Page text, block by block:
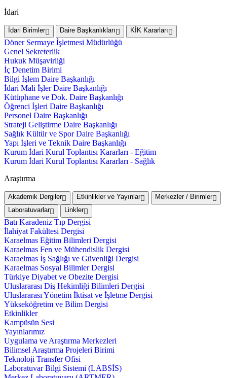
İdari
İdari Birimler Daire Başkanlıkları KİK Kararları
Döner Sermaye İşletmesi Müdürlüğü
Genel Sekreterlik
Hukuk Müşavirliği
İç Denetim Birimi
Bilgi İşlem Daire Başkanlığı
İdari Mali İşler Daire Başkanlığı
Kütüphane ve Dok. Daire Başkanlığı
Öğrenci İşleri Daire Başkanlığı
Personel Daire Başkanlığı
Strateji Geliştirme Daire Başkanlığı
Sağlık Kültür ve Spor Daire Başkanlığı
Yapı İşleri ve Teknik Daire Başkanlığı
Kurum İdari Kurul Toplantısı Kararları - Eğitim
Kurum İdari Kurul Toplantısı Kararları - Sağlık
Araştırma
Akademik Dergiler Etkinlikler ve Yayınlar
Merkezler / Birimler
Laboratuvarlar
Linkler
Batı Karadeniz Tıp Dergisi
İlahiyat Fakültesi Dergisi
Karaelmas Eğitim Bilimleri Dergisi
Karaelmas Fen ve Mühendislik Dergisi
Karaelmas İş Sağlığı ve Güvenliği Dergisi
Karaelmas Sosyal Bilimler Dergisi
Türkiye Diyabet ve Obezite Dergisi
Uluslararası Diş Hekimliği Bilimleri Dergisi
Uluslararası Yönetim İktisat ve İşletme Dergisi
Yükseköğretim ve Bilim Dergisi
Etkinlikler
Kampüsün Sesi
Yayınlarımız
Uygulama ve Araştırma Merkezleri
Bilimsel Araştırma Projeleri Birimi
Teknoloji Transfer Ofisi
Laboratuvar Bilgi Sistemi (LABSİS)